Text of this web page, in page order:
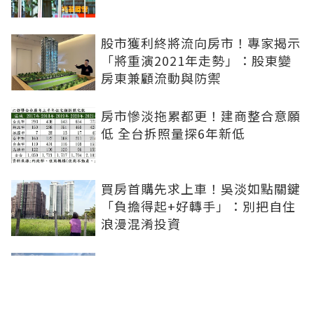
股市獲利終將流向房市！專家揭示
「將重演2021年走勢」：股東變
房東兼顧流動與防禦
房市慘淡拖累都更！建商整合意願
低 全台拆照量探6年新低
買房首購先求上車！吳淡如點關鍵
「負擔得起+好轉手」：別把自住
浪漫混淆投資